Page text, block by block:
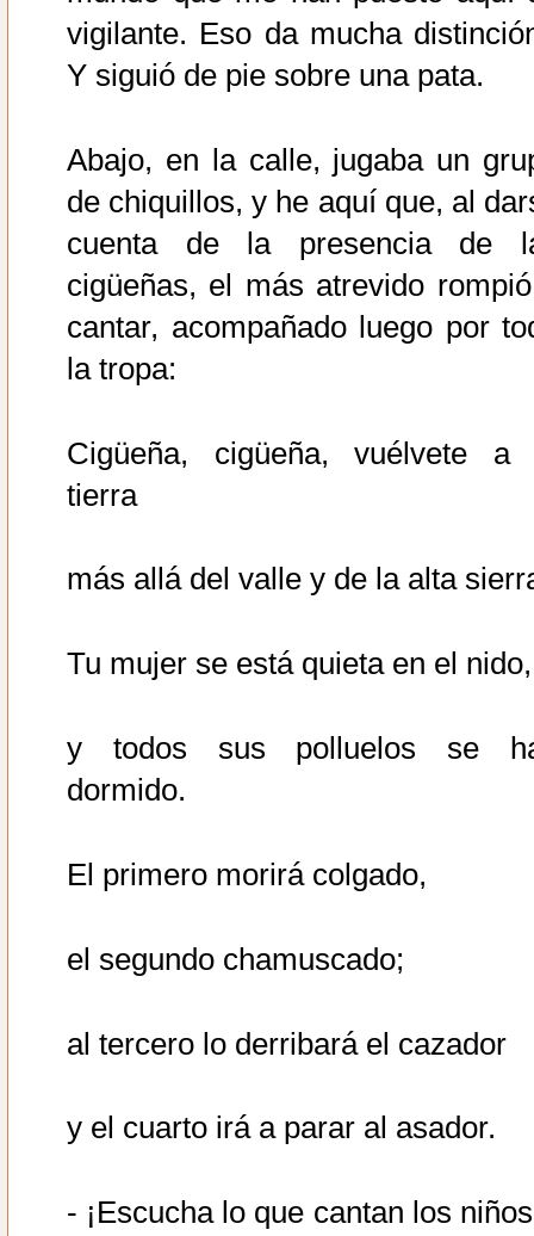
vigilante. Eso da mucha
Y siguió de pie sobre una pata.
Abajo, en la calle, jugaba un
de chiquillos, y he aquí que, al
cuenta de la presencia de
cigüeñas, el más atrevido
cantar, acompañado luego por
la tropa:
Cigüeña, cigüeña, vuélvete a
tierra
más allá del valle y de la alta
Tu mujer se está quieta en el nido,
y todos sus polluelos se
dormido.
El primero morirá colgado,
el segundo chamuscado;
al tercero lo derribará el cazador
y el cuarto irá a parar al asador.
- ¡Escucha lo que cantan los